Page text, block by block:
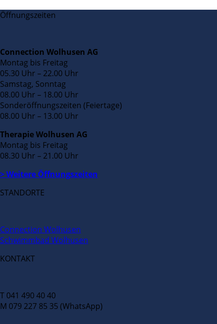
Öffnungszeiten
Connection Wolhusen AG
Montag bis Freitag
05.30 Uhr – 22.00 Uhr
Samstag, Sonntag
08.00 Uhr – 18.00 Uhr
Sonderöffnungszeiten (Feiertage)
08.00 Uhr – 13.00 Uhr
Therapie Wolhusen AG
Montag bis Freitag
08.30 Uhr – 21.00 Uhr
> Weitere Öffnungszeiten
STANDORTE
Connection Wolhusen
Schwimmbad Wolhusen
KONTAKT
T 041 490 40 40
M 079 227 85 35 (WhatsApp)